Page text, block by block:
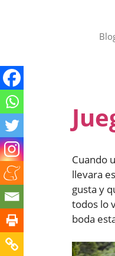
Cuando
llevara
gusta y
todos lo
boda